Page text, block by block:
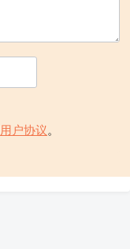
用户协议。